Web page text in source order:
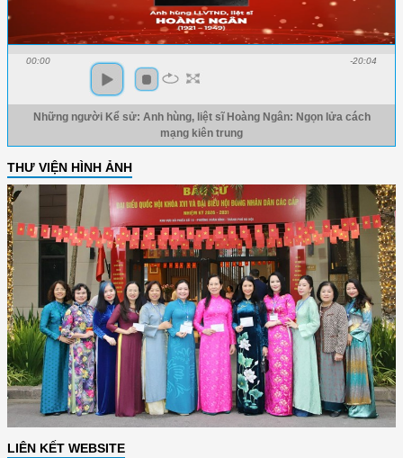
00:00 -20:04
Những người Kể sử: Anh hùng, liệt sĩ Hoàng Ngân: Ngọn lửa cách
mạng kiên trung
THƯ VIỆN HÌNH ẢNH
LIÊN KẾT WEBSITE